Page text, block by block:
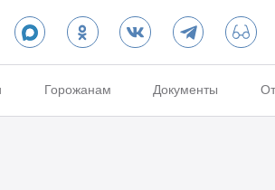
Горожанам Документы